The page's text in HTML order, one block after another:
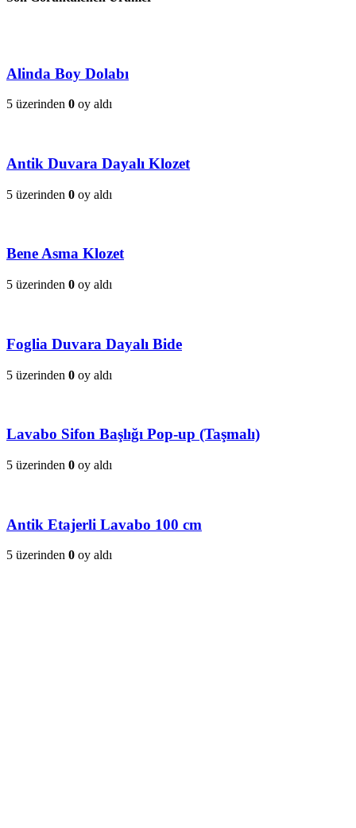
Alinda Boy Dolabı
5 üzerinden 0 oy aldı
Antik Duvara Dayalı Klozet
5 üzerinden 0 oy aldı
Bene Asma Klozet
5 üzerinden 0 oy aldı
Foglia Duvara Dayalı Bide
5 üzerinden 0 oy aldı
Lavabo Sifon Başlığı Pop-up (Taşmalı)
5 üzerinden 0 oy aldı
Antik Etajerli Lavabo 100 cm
5 üzerinden 0 oy aldı